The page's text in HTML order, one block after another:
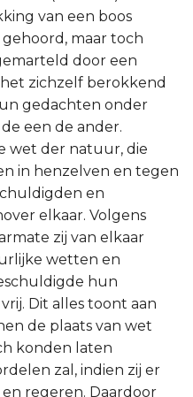
van een boos
maar toch
door een
zichzelf berokkend
gedachten onder
een de ander.
wet der natuur, die
in henzelven en tegen
en
elkaar. Volgens
zij van elkaar
wetten en
hun
Dit alles toont aan
de plaats van wet
konden laten
zal, indien zij er
regeren. Daardoor